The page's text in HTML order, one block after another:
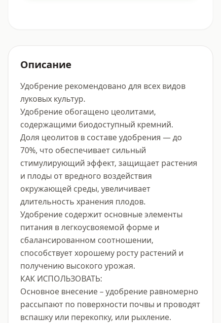
Описание
Удобрение рекомендовано для всех видов
луковых культур.
Удобрение обогащено цеолитами,
содержащими биодоступный кремний.
Доля цеолитов в составе удобрения — до
70%, что обеспечивает сильный
стимулирующий эффект, защищает растения
и плоды от вредного воздействия
окружающей среды, увеличивает
длительность хранения плодов.
Удобрение содержит основные элементы
питания в легкоусвояемой форме и
сбалансированном соотношении,
способствует хорошему росту растений и
получению высокого урожая.
КАК ИСПОЛЬЗОВАТЬ:
Основное внесение – удобрение равномерно
рассыпают по поверхности почвы и проводят
вспашку или перекопку, или рыхление.